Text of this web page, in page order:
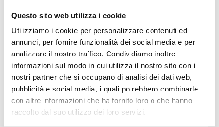
Questo sito web utilizza i cookie
Utilizziamo i cookie per personalizzare contenuti ed
annunci, per fornire funzionalità dei social media e per
analizzare il nostro traffico. Condividiamo inoltre
informazioni sul modo in cui utilizza il nostro sito con i
nostri partner che si occupano di analisi dei dati web,
pubblicità e social media, i quali potrebbero combinarle
con altre informazioni che ha fornito loro o che hanno
raccolto dal suo utilizzo dei loro servizi.
Sedi Onoranze Funebri Ottani
per:
Luigia Tonin